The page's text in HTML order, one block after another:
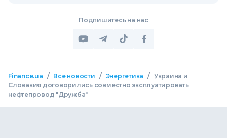
Подпишитесь на нас
Finance.ua / Все новости / Энергетика / Украина и
Словакия договорились совместно эксплуатировать
нефтепровод "Дружба"